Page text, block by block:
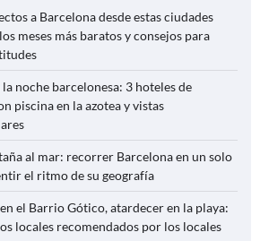
a Barcelona desde estas ciudades
meses más baratos y consejos para
noche barcelonesa: 3 hoteles de
piscina en la azotea y vistas
al mar: recorrer Barcelona en un solo
el ritmo de su geografía
el Barrio Gótico, atardecer en la playa:
locales recomendados por los locales